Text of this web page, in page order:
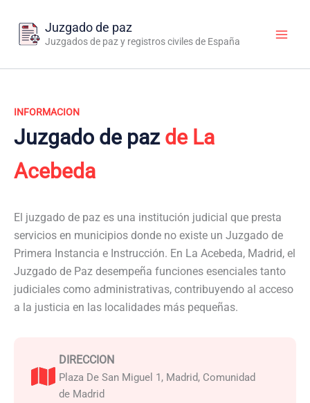
contenido
Juzgado de paz
Juzgados de paz y registros civiles de España
INFORMACION
Juzgado de paz de La
Acebeda
El juzgado de paz es una institución judicial que presta
servicios en municipios donde no existe un Juzgado de
Primera Instancia e Instrucción. En La Acebeda, Madrid, el
Juzgado de Paz desempeña funciones esenciales tanto
judiciales como administrativas, contribuyendo al acceso
a la justicia en las localidades más pequeñas.
DIRECCION
Plaza De San Miguel 1, Madrid, Comunidad
de Madrid